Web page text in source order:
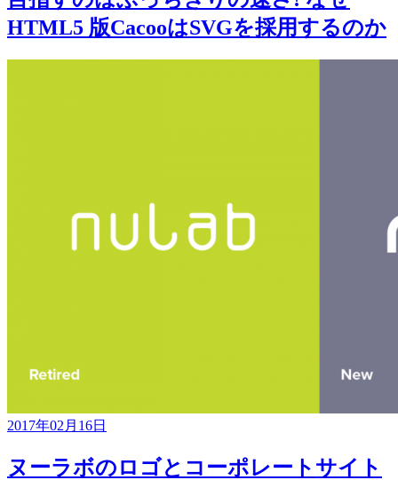
HTML5 版CacooはSVGを採用するのか
2017年02月16日
ヌーラボのロゴとコーポレートサイト